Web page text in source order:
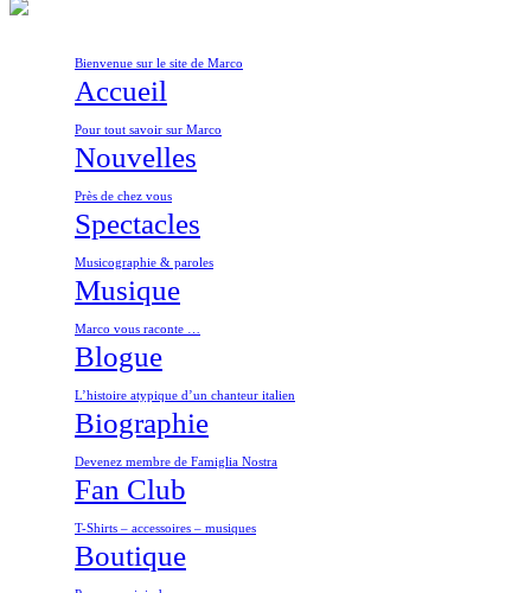
Bienvenue sur le site de Marco
Accueil
Pour tout savoir sur Marco
Nouvelles
Près de chez vous
Spectacles
Musicographie & paroles
Musique
Marco vous raconte …
Blogue
L’histoire atypique d’un chanteur italien
Biographie
Devenez membre de Famiglia Nostra
Fan Club
T-Shirts – accessoires – musiques
Boutique